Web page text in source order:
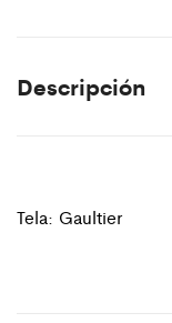
Descripción
Tela: Gaultier